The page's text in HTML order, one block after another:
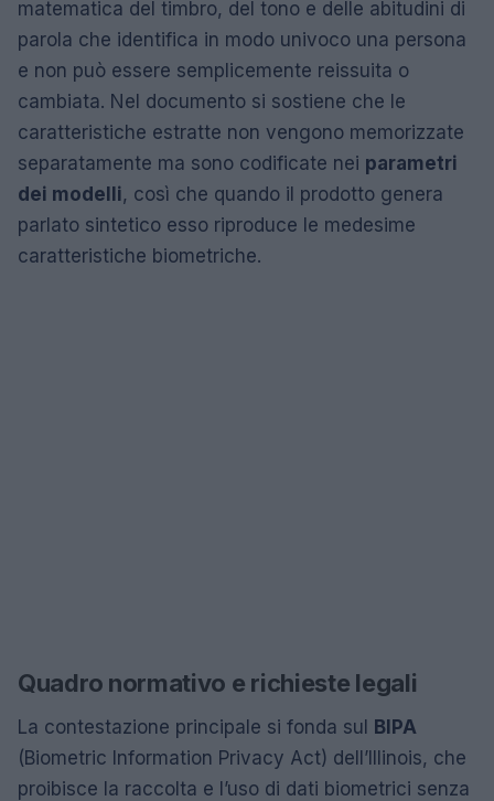
matematica del timbro, del tono e delle abitudini di
parola che identifica in modo univoco una persona
e non può essere semplicemente reissuita o
cambiata. Nel documento si sostiene che le
caratteristiche estratte non vengono memorizzate
separatamente ma sono codificate nei parametri
dei modelli, così che quando il prodotto genera
parlato sintetico esso riproduce le medesime
caratteristiche biometriche.
Quadro normativo e richieste legali
La contestazione principale si fonda sul
BIPA
(Biometric Information Privacy Act) dell’Illinois, che
proibisce la raccolta e l’uso di dati biometrici senza